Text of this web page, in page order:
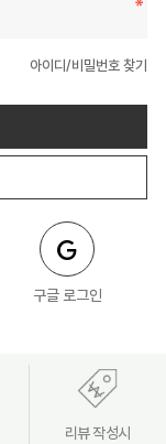
아이디/비밀번호 찾기
구글 로그인
리뷰 작성시